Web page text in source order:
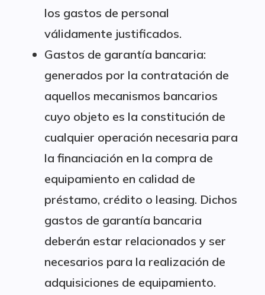
los gastos de personal
válidamente justificados.
Gastos de garantía bancaria:
generados por la contratación de
aquellos mecanismos bancarios
cuyo objeto es la constitución de
cualquier operación necesaria para
la financiación en la compra de
equipamiento en calidad de
préstamo, crédito o leasing. Dichos
gastos de garantía bancaria
deberán estar relacionados y ser
necesarios para la realización de
adquisiciones de equipamiento.